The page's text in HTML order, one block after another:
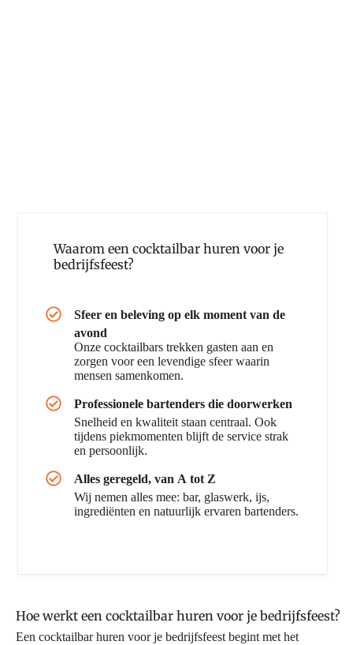
Waarom een cocktailbar huren voor je
bedrijfsfeest?
Sfeer en beleving op elk moment van de
avond
Onze cocktailbars trekken gasten aan en
zorgen voor een levendige sfeer waarin
mensen samenkomen.
Professionele bartenders die doorwerken
Snelheid en kwaliteit staan centraal. Ook
tijdens piekmomenten blijft de service strak
en persoonlijk.
Alles geregeld, van A tot Z
Wij nemen alles mee: bar, glaswerk, ijs,
ingrediënten en natuurlijk ervaren bartenders.
Hoe werkt een cocktailbar huren voor je bedrijfsfeest?
Een cocktailbar huren voor je bedrijfsfeest begint met het